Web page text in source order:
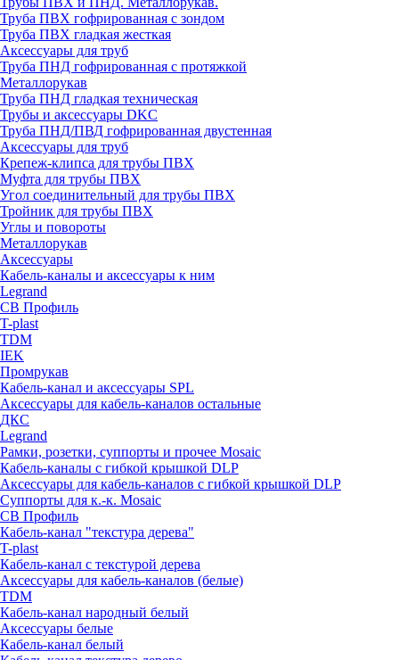
Труба ПВХ гофрированная с зондом
Труба ПВХ гладкая жесткая
Аксессуары для труб
Труба ПНД гофрированная с протяжкой
Металлорукав
Труба ПНД гладкая техническая
Трубы и аксессуары DKC
Труба ПНД/ПВД гофрированная двустенная
Аксессуары для труб
Крепеж-клипса для трубы ПВХ
Муфта для трубы ПВХ
Угол соединительный для трубы ПВХ
Тройник для трубы ПВХ
Углы и повороты
Металлорукав
Аксессуары
Кабель-каналы и аксессуары к ним
Legrand
СВ Профиль
T-plast
TDM
IEK
Промрукав
Кабель-канал и аксессуары SPL
Аксессуары для кабель-каналов остальные
ДКС
Legrand
Рамки, розетки, суппорты и прочее Mosaic
Кабель-каналы с гибкой крышкой DLP
Аксессуары для кабель-каналов с гибкой крышкой DLP
Суппорты для к.-к. Mosaic
СВ Профиль
Кабель-канал "текстура дерева"
T-plast
Кабель-канал с текстурой дерева
Аксессуары для кабель-каналов (белые)
TDM
Кабель-канал народный белый
Аксессуары белые
Кабель-канал белый